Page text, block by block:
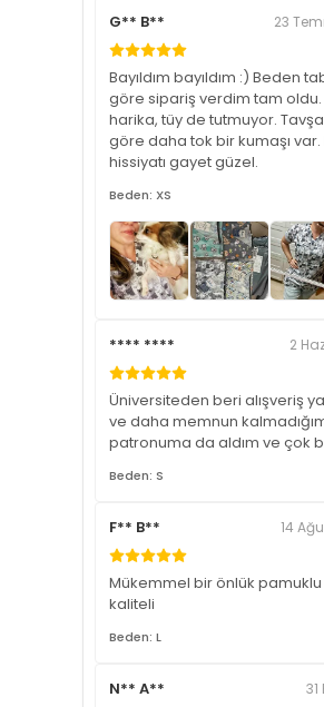
G** B** 23
Bayıldım bayıldım :) Beden
göre sipariş verdim tam oldu.
harika, tüy de tutmuyor.
göre daha tok bir kumaşı var.
hissiyatı gayet güzel.
Beden: XS
**** **** 2
Üniversiteden beri alışveriş
ve daha memnun
patronuma da aldım ve çok
Beden: S
F** B** 14
Mükemmel bir önlük
kaliteli
Beden: L
N** A**